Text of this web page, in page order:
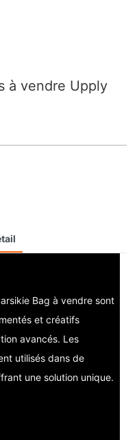
à vendre Upply
Bag à vendre sont
et créatifs
avancés. Les
utilisés dans de
une solution unique.